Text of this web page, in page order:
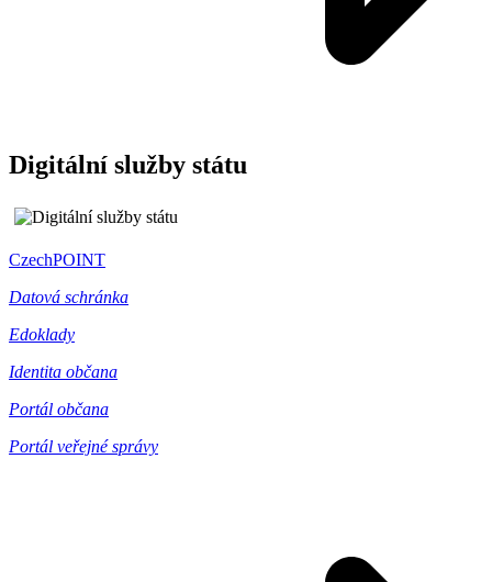
Digitální služby státu
CzechPOINT
Datová schránka
Edoklady
Identita občana
Portál občana
Portál veřejné správy